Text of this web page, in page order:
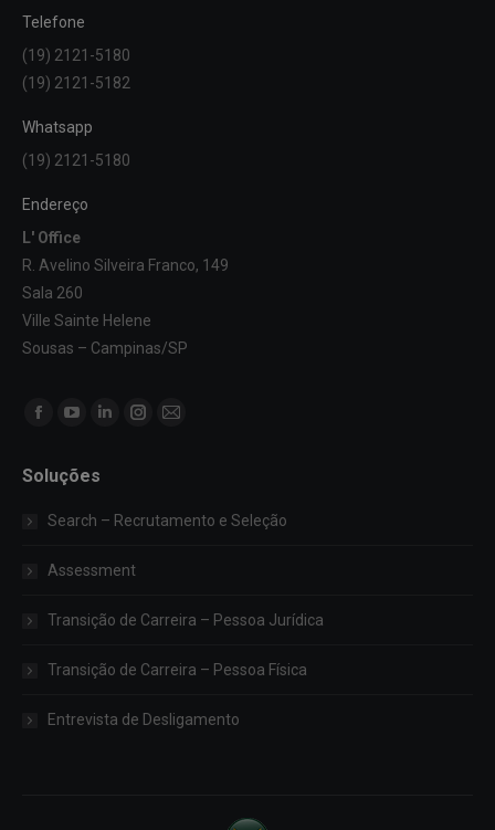
Telefone
(19) 2121-5180
(19) 2121-5182
Whatsapp
(19) 2121-5180
Endereço
L' Office
R. Avelino Silveira Franco, 149
Sala 260
Ville Sainte Helene
Sousas – Campinas/SP
Encontre-nos em:
Facebook
opens
in
window
YouTube
opens
window
Linkedin
in
window
Instagram
Mail
Soluções
Search – Recrutamento e Seleção
Assessment
Transição de Carreira – Pessoa Jurídica
Transição de Carreira – Pessoa Física
Entrevista de Desligamento